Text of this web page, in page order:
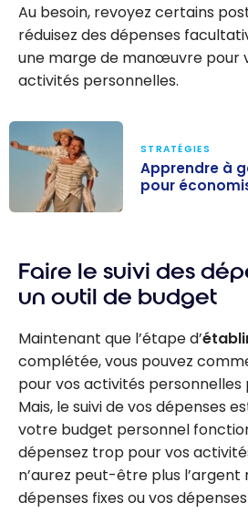
Au besoin, revoyez certains
réduisez des dépenses
une marge de manœuvre pour
activités personnelles.
budget pour
économiser et
STRATÉGIES
Apprendre à
pour
Faire le suivi des
un outil de budget
Maintenant que l’étape d’
complétée, vous pouvez
pour vos activités personnelles
Mais, le suivi de vos dépenses
votre budget personnel
dépensez trop pour vos
n’aurez peut-être plus l’argent
dépenses fixes ou vos